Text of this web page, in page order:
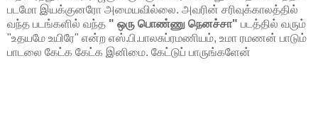
படமோ இயக்குனரோ அமையவில்லை. அவரின் சரிவுக்காலத்தில்
வந்த படங்களில் வந்த " ஒரு பொண்ணு நெனச்சா" படத்தில் வரும்
"உதயமே உயிரே" என்ற எஸ்.பி.பாலசுப்ரமணியம், உமா ரமணன் பாடும்
பாடலை கேட்க கேட்க இனிமை. கேட்டுப் பாருங்களேன்